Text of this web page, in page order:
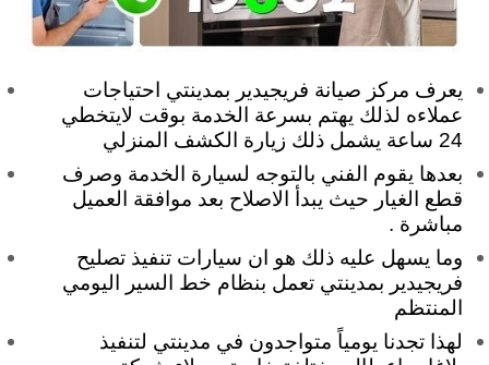
يعرف مركز صيانة فريجيدير بمدينتي احتياجات
عملاءه لذلك يهتم بسرعة الخدمة بوقت لايتخطي
24 ساعة يشمل ذلك زيارة الكشف المنزلي
بعدها يقوم الفني بالتوجه لسيارة الخدمة وصرف
قطع الغيار حيث يبدأ الاصلاح بعد موافقة العميل
مباشرة .
وما يسهل عليه ذلك هو ان سيارات تنفيذ تصليح
فريجيدير بمدينتي تعمل بنظام خط السير اليومي
المنتظم
لهذا تجدنا يومياً متواجدون في مدينتي لتنفيذ